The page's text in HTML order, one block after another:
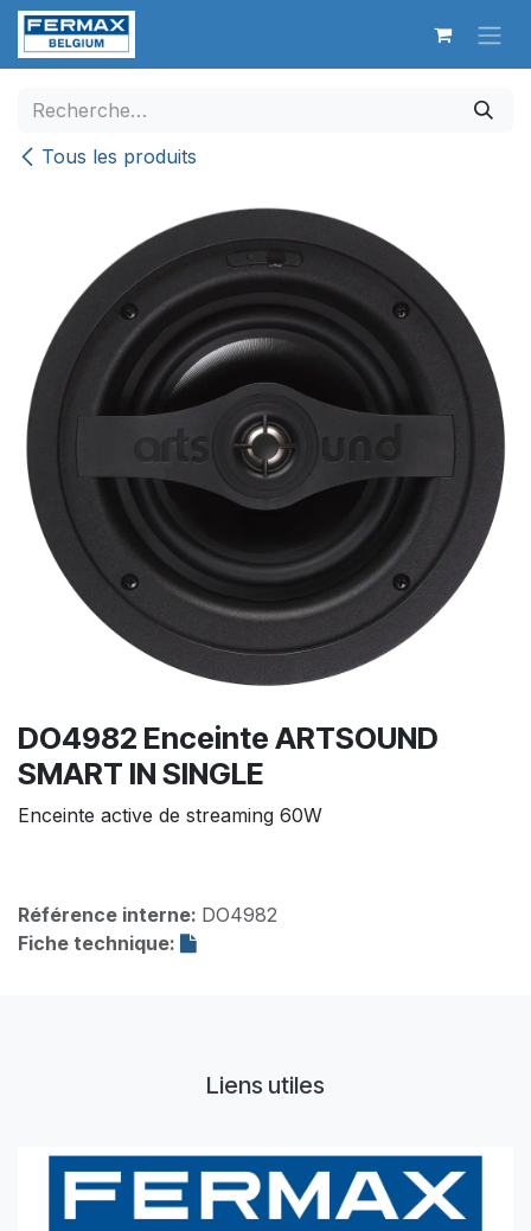
Se rendre au contenu
Tous les produits
DO4982 Enceinte ARTSOUND
SMART IN SINGLE
Enceinte active de streaming 60W
Référence interne: DO4982
Fiche technique:
Liens utiles